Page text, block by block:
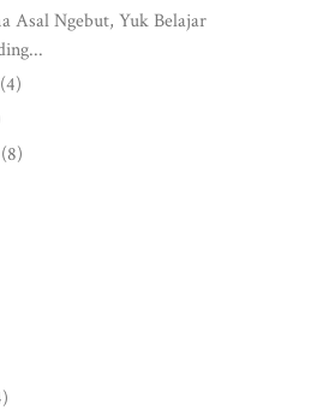
Asal Ngebut, Yuk Belajar
(4)
(8)